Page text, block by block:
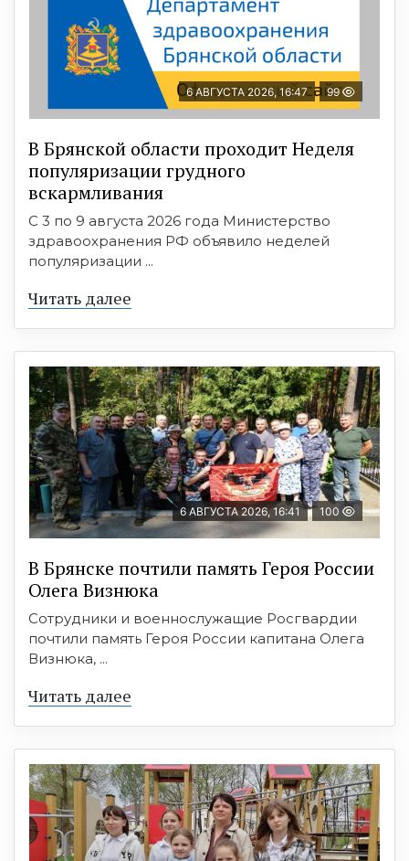
6 АВГУСТА 2026, 16:47 99
В Брянской области проходит Неделя
популяризации грудного
вскармливания
С 3 по 9 августа 2026 года Министерство
здравоохранения РФ объявило неделей
популяризации ...
Читать далее
6 АВГУСТА 2026, 16:41 100
В Брянске почтили память Героя России
Олега Визнюка
Сотрудники и военнослужащие Росгвардии
почтили память Героя России капитана Олега
Визнюка, ...
Читать далее